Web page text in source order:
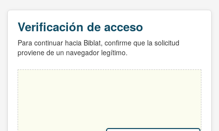
Verificación de acceso
Para continuar hacia Biblat, confirme que la solicitud
proviene de un navegador legítimo.